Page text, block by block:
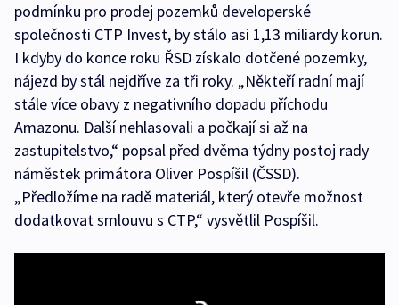
podmínku pro prodej pozemků developerské
společnosti CTP Invest, by stálo asi 1,13 miliardy korun.
I kdyby do konce roku ŘSD získalo dotčené pozemky,
nájezd by stál nejdříve za tři roky. „Někteří radní mají
stále více obavy z negativního dopadu příchodu
Amazonu. Další nehlasovali a počkají si až na
zastupitelstvo,“ popsal před dvěma týdny postoj rady
náměstek primátora Oliver Pospíšil (ČSSD).
„Předložíme na radě materiál, který otevře možnost
dodatkovat smlouvu s CTP,“ vysvětlil Pospíšil.